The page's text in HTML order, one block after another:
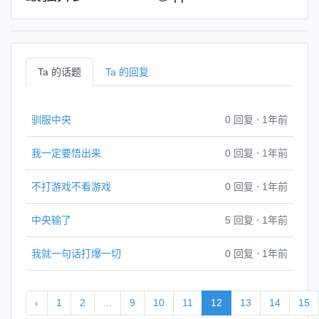
Ta 的话题 Ta 的回复
驯服中央 0 回复 ⋅ 1年前
我一定要悟出来 0 回复 ⋅ 1年前
不打游戏不看游戏 0 回复 ⋅ 1年前
中央输了 5 回复 ⋅ 1年前
我就一句话打爆一切 0 回复 ⋅ 1年前
‹ 1 2 9 10 11 12 13 14 15